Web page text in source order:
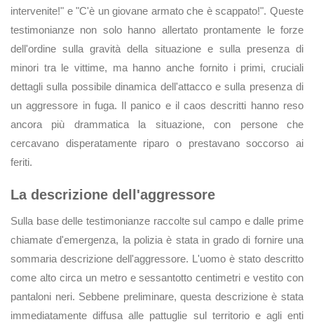
intervenite!" e "C'è un giovane armato che è scappato!". Queste
testimonianze non solo hanno allertato prontamente le forze
dell'ordine sulla gravità della situazione e sulla presenza di
minori tra le vittime, ma hanno anche fornito i primi, cruciali
dettagli sulla possibile dinamica dell'attacco e sulla presenza di
un aggressore in fuga. Il panico e il caos descritti hanno reso
ancora più drammatica la situazione, con persone che
cercavano disperatamente riparo o prestavano soccorso ai
feriti.
La descrizione dell'aggressore
Sulla base delle testimonianze raccolte sul campo e dalle prime
chiamate d'emergenza, la polizia è stata in grado di fornire una
sommaria descrizione dell'aggressore. L'uomo è stato descritto
come alto circa un metro e sessantotto centimetri e vestito con
pantaloni neri. Sebbene preliminare, questa descrizione è stata
immediatamente diffusa alle pattuglie sul territorio e agli enti